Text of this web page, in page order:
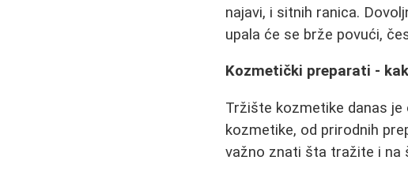
najavi, i sitnih ranica.
upala će se brže povući,
Kozmetički preparati -
Tržište kozmetike danas je
kozmetike, od prirodnih
važno znati šta tražite i na